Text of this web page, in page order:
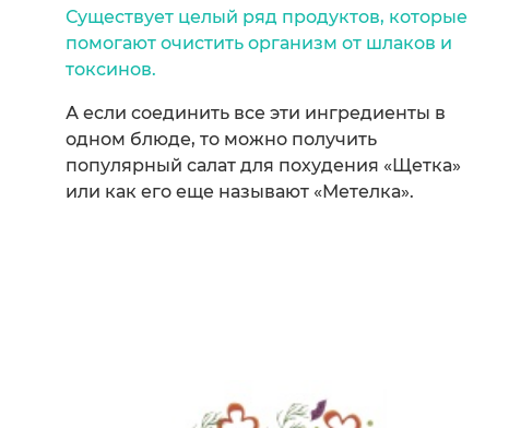
Существует целый ряд продуктов, которые
помогают очистить организм от шлаков и
токсинов.
А если соединить все эти ингредиенты в
одном блюде, то можно получить
популярный салат для похудения «Щетка»
или как его еще называют «Метелка».